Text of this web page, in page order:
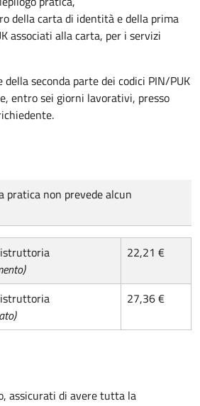
della carta di identità e della prima
associati alla carta, per i servizi
della seconda parte dei codici PIN/PUK
entro sei giorni lavorativi, presso
pratica non prevede alcun
22,21 €
27,36 €
assicurati di avere tutta la